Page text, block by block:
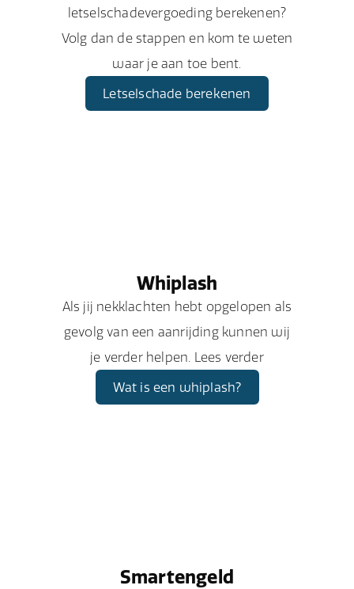
letselschadevergoeding berekenen?
Volg dan de stappen en kom te weten
waar je aan toe bent.
Letselschade berekenen
Whiplash
Als jij nekklachten hebt opgelopen als
gevolg van een aanrijding kunnen wij
je verder helpen. Lees verder
Wat is een whiplash?
Smartengeld